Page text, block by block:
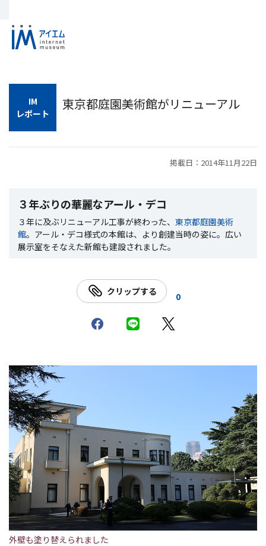
IM
レポート
東京都庭園美術館がリニューアル
掲載日：2014年11月22日
３年ぶりの華麗なアール・デコ
３年に及ぶリニューアル工事が終わった、 東京都庭園美術
館。アール・デコ様式の本館は、より創建当時の姿に。広い
展示室をそなえた新館も建設されました。
クリップする 0
外壁も塗り替えられました